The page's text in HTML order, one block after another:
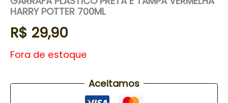
HARRY POTTER 700ML
R$ 29,90
Fora de estoque
Aceitamos